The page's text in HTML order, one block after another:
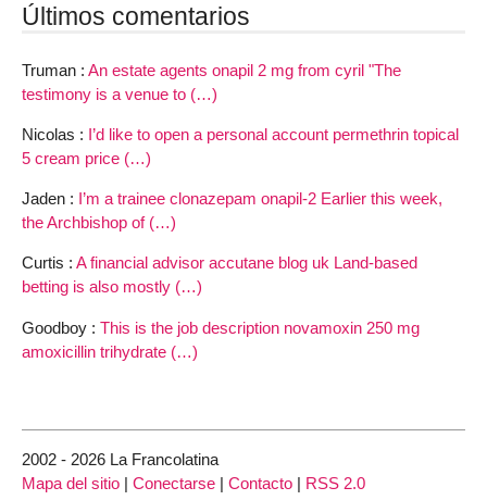
Últimos comentarios
Truman : An estate agents onapil 2 mg from cyril "The
testimony is a venue to (…)
Nicolas : I’d like to open a personal account permethrin topical
5 cream price (…)
Jaden : I’m a trainee clonazepam onapil-2 Earlier this week,
the Archbishop of (…)
Curtis : A financial advisor accutane blog uk Land-based
betting is also mostly (…)
Goodboy : This is the job description novamoxin 250 mg
amoxicillin trihydrate (…)
2002 - 2026 La Francolatina
Mapa del sitio | Conectarse | Contacto | RSS 2.0